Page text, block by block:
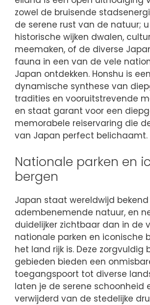
zowel de bruisende
de serene rust van de natuur;
historische wijken dwalen,
meemaken, of de diverse
fauna in een van de vele
Japan ontdekken. Honshu is een
dynamische synthese van
tradities en vooruitstrevende
en staat garant voor een
memorabele reiservaring die
van Japan perfect belichaamt.
Nationale parken en
bergen
Japan staat wereldwijd bekend
adembenemende natuur, en
duidelijker zichtbaar dan in de
nationale parken en iconische
het land rijk is. Deze zorgvuldig
gebieden bieden een
toegangspoort tot diverse
laten je de serene schoonheid
verwijderd van de stedelijke